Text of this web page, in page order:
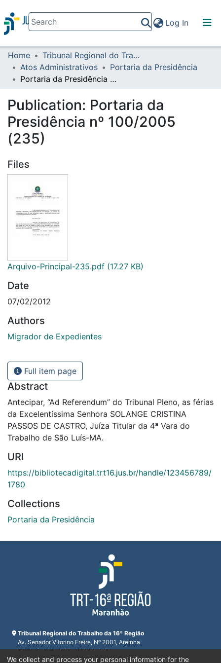
Log In(current)
Communities & Collections
All of DSpace
Home
Tribunal Regional do Trabalho da 16ª Região
Atos Administrativos
Portaria da Presidência
Portaria da Presidência nº 100/2005 (235)
Publication: Portaria da
Presidência nº 100/2005
(235)
Files
Arquivo-Principal-235.pdf (17.27 KB)
Date
07/02/2012
Authors
Migrador de Expedientes
Full item page
Abstract
Antecipar, “Ad Referendum” do Tribunal Pleno, as férias
da Excelentíssima Senhora SOLANGE CRISTINA
PASSOS DE CASTRO, Juíza Titular da 4ª Vara do
Trabalho de São Luís-MA.
URI
https://bibliotecadigital.trt16.jus.br/handle/123456789/
1780
Collections
Portaria da Presidência
Tribunal Regional do Trabalho da 16ª Região
Av. Senador Vitorino Freire, Nº 2001, Areinha
São Luís, MA - CEP: 65.030-015
CNPJ 23.608.631/0001-93
We collect and process your personal information for the